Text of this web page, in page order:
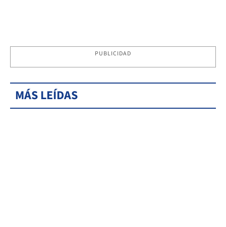
PUBLICIDAD
MÁS LEÍDAS